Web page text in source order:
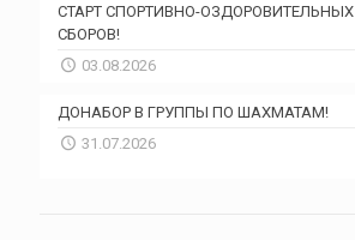
СТАРТ СПОРТИВНО-ОЗДОРОВИТЕЛЬНЫХ
СБОРОВ!
03.08.2026
ДОНАБОР В ГРУППЫ ПО ШАХМАТАМ!
31.07.2026